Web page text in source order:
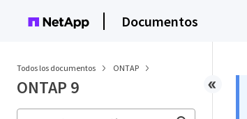
Documentos
Todos los documentos ONTAP
ONTAP 9